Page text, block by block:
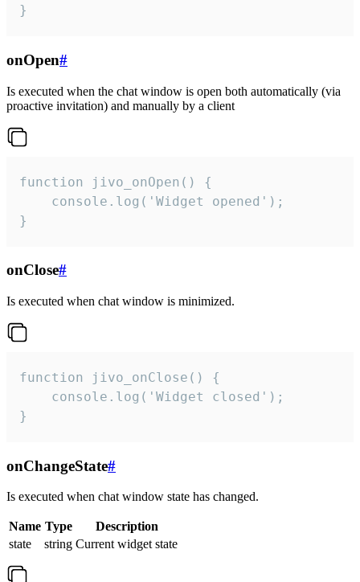
}
onOpen#
Is executed when the chat window is open both automatically (via
proactive invitation) and manually by a client
function jivo_onOpen() {
    console.log('Widget opened');
}
onClose#
Is executed when chat window is minimized.
function jivo_onClose() {
    console.log('Widget closed');
}
onChangeState#
Is executed when chat window state has changed.
Name Type
Description
state
string Current widget state